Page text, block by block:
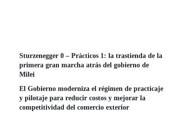
Sturzenegger 0 – Prácticos 1: la trastienda de la
primera gran marcha atrás del gobierno de
Milei
El Gobierno moderniza el régimen de practicaje
y pilotaje para reducir costos y mejorar la
competitividad del comercio exterior